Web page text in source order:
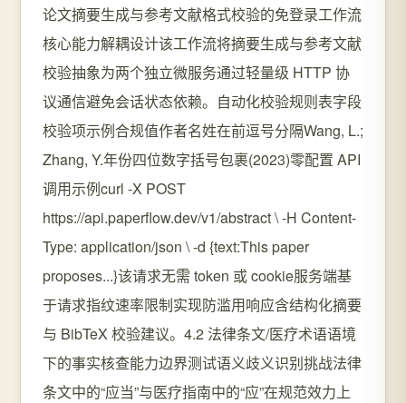
论文摘要生成与参考文献格式校验的免登录工作流
核心能力解耦设计该工作流将摘要生成与参考文献
校验抽象为两个独立微服务通过轻量级 HTTP 协
议通信避免会话状态依赖。自动化校验规则表字段
校验项示例合规值作者名姓在前逗号分隔Wang, L.;
Zhang, Y.年份四位数字括号包裹(2023)零配置 API
调用示例curl -X POST
https://api.paperflow.dev/v1/abstract \ -H Content-
Type: application/json \ -d {text:This paper
proposes...}该请求无需 token 或 cookie服务端基
于请求指纹速率限制实现防滥用响应含结构化摘要
与 BibTeX 校验建议。4.2 法律条文/医疗术语语境
下的事实核查能力边界测试语义歧义识别挑战法律
条文中的“应当”与医疗指南中的“应”在规范效力上